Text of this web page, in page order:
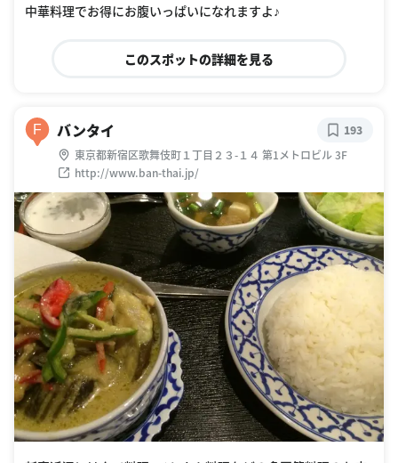
中華料理でお得にお腹いっぱいになれますよ♪
このスポットの詳細を見る
F バンタイ
東京都新宿区歌舞伎町１丁目２３-１４ 第1メトロビル 3F
http://www.ban-thai.jp/
193